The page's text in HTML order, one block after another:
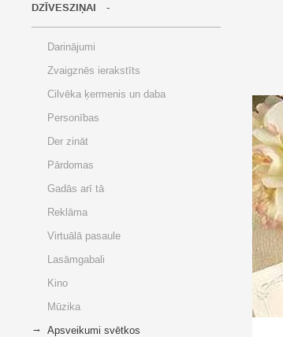
DZĪVESZIŅAI
Darinājumi
Zvaigznēs ierakstīts
Cilvēka ķermenis un daba
Personības
Der zināt
Pārdomas
Gadās arī tā
Reklāma
Virtuālā pasaule
Lasāmgabali
Kino
Mūzika
Apsveikumi svētkos